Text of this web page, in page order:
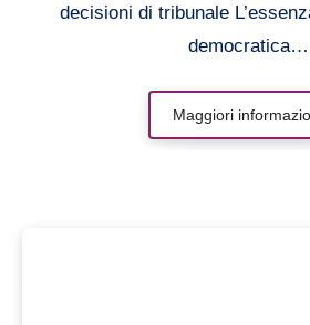
decisioni di tribunale
democratica…
Maggiori